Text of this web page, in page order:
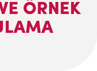
ÖRNEK